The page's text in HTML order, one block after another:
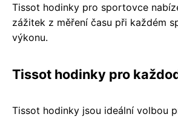
Tissot hodinky pro sportovce
zážitek z měření času při každém
výkonu.
Tissot hodinky pro
Tissot hodinky jsou ideální volbou